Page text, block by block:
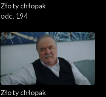
Złoty chłopak
odc. 194
Złoty chłopak